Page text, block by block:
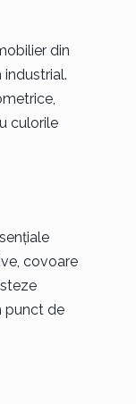
din
culorile
covoare
punct de